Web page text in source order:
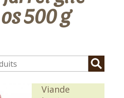
500 g
Viande